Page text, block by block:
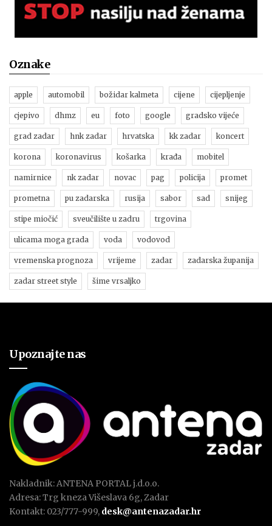
Oznake
apple automobil božidar kalmeta cijene cijepljenje
cjepivo dhmz eu foto google gradsko vijeće
grad zadar hnk zadar hrvatska kk zadar koncert
korona koronavirus košarka krađa mobitel
namirnice nk zadar novac pag policija promet
prometna pu zadarska rusija sabor sad snijeg
stipe miočić sveučilište u zadru trgovina
ulicama moga grada voda vodovod
vremenska prognoza vrijeme zadar zadarska županija
zadar street style šime vrsaljko
Upoznajte nas
Nakladnik: ANTENA PORTAL j.d.o.o.
Adresa: Trg kneza Višeslava 6g, Zadar
Kontakt: 023/777-999, desk@antenazadar.hr